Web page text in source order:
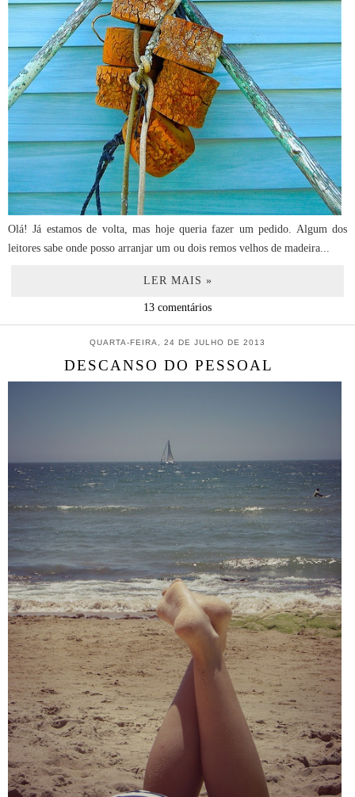
Olá! Já estamos de volta, mas hoje queria fazer um pedido. Algum dos
leitores sabe onde posso arranjar um ou dois remos velhos de madeira...
LER MAIS »
13 comentários
QUARTA-FEIRA, 24 DE JULHO DE 2013
DESCANSO DO PESSOAL